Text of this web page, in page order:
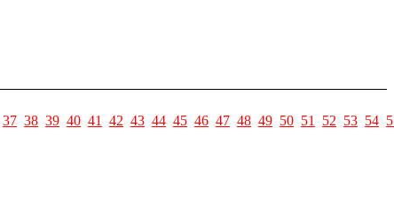
37 38 39 40 41 42 43 44 45 46 47 48 49 50 51 52 53 54